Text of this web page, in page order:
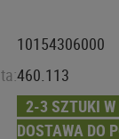
10154306000
460.113
2-3 SZTUKI
DOSTAWA DO